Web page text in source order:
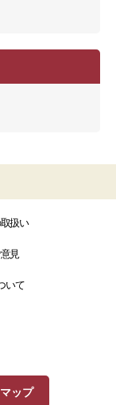
扱い
見
いて
ップ